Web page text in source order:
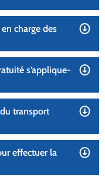
charge des
s’applique-
transport
effectuer la